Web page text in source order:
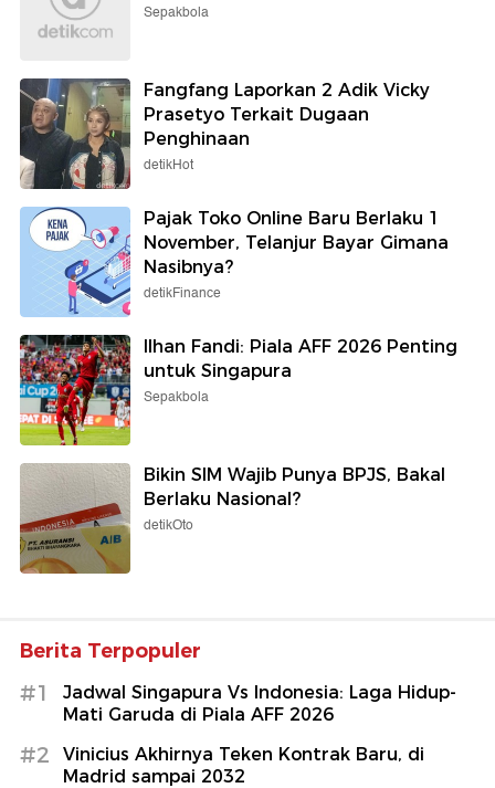
Sepakbola
Fangfang Laporkan 2 Adik Vicky
Prasetyo Terkait Dugaan
Penghinaan
detikHot
Pajak Toko Online Baru Berlaku 1
November, Telanjur Bayar Gimana
Nasibnya?
detikFinance
Ilhan Fandi: Piala AFF 2026 Penting
untuk Singapura
Sepakbola
Bikin SIM Wajib Punya BPJS, Bakal
Berlaku Nasional?
detikOto
Berita Terpopuler
#1
Jadwal Singapura Vs Indonesia: Laga Hidup-
Mati Garuda di Piala AFF 2026
#2
Vinicius Akhirnya Teken Kontrak Baru, di
Madrid sampai 2032